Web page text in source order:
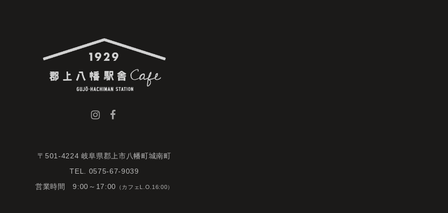
〒501-4224 岐阜県郡上市八幡町城南町
TEL. 0575-67-9039
営業時間 9:00～17:00 （カフェL.O.16:00）